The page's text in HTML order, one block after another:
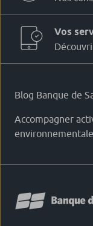
Vos
Blog Banque de
Accompagner
environnementale.